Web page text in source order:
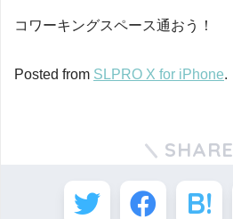
コワーキングスペース通おう！
Posted from SLPRO X for iPhone.
SHARE